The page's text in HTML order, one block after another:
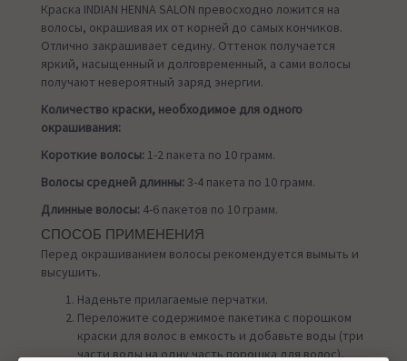
Краска INDIAN HENNA SALON превосходно ложится на
волосы, окрашивая их от корней до самых кончиков.
Отлично закрашивает седину. Оттенок получается
яркий, насыщенный и долговременный, а сами волосы
получают невероятный заряд энергии.
Количество краски, необходимое для одного
окрашивания:
Короткие волосы: 1-2 пакета по 10 грамм.
Волосы средней длинны: 3-4 пакета по 10 грамм.
Длинные волосы: 4-6 пакетов по 10 грамм.
СПОСОБ ПРИМЕНЕНИЯ
Перед окрашиванием волосы рекомендуется вымыть и
высушить.
Наденьте прилагаемые перчатки.
Переложите содержимое пакетика с порошком
краски для волос в емкость и добавьте воды (три
части воды на одну часть порошка для волос),